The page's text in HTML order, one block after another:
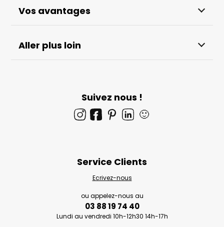
Vos avantages
Aller plus loin
Suivez nous !
🙂
Service Clients
Ecrivez-nous
ou appelez-nous au
03 88 19 74 40
Lundi au vendredi 10h-12h30 14h-17h